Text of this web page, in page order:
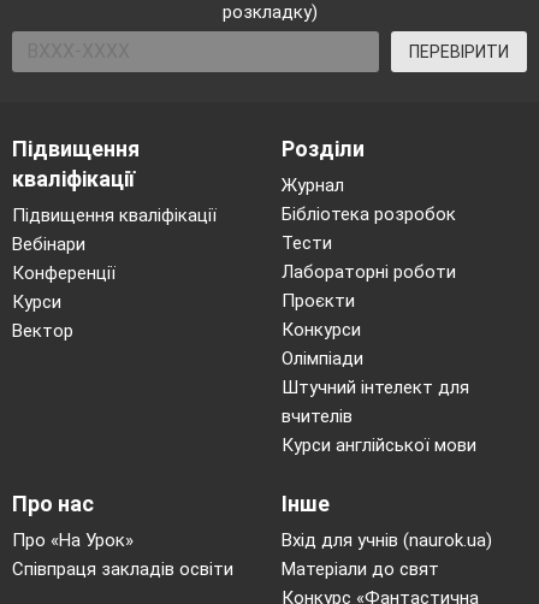
розкладку)
ПЕРЕВІРИТИ
Підвищення
кваліфікації
Підвищення кваліфікації
Вебінари
Конференції
Курси
Вектор
Розділи
Журнал
Бібліотека розробок
Тести
Лабораторні роботи
Проєкти
Конкурси
Олімпіади
Штучний інтелект для
вчителів
Курси англійської мови
Про нас
Про «На Урок»
Співпраця закладів освіти
Інше
Вхід для учнів (naurok.ua)
Матеріали до свят
Конкурс «Фантастична